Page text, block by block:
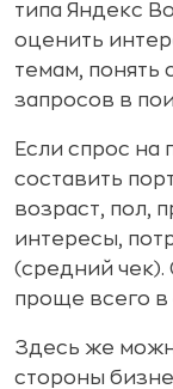
типа Яндекс
оценить
темам, понять
запросов в
Если спрос на
составить
возраст, пол,
интересы,
(средний чек).
проще всего в
Здесь же
стороны